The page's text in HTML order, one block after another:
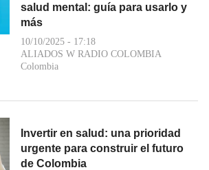
salud mental: guía para usarlo y
más
10/10/2025 - 17:18
ALIADOS W RADIO COLOMBIA
Colombia
Invertir en salud: una prioridad
urgente para construir el futuro
de Colombia